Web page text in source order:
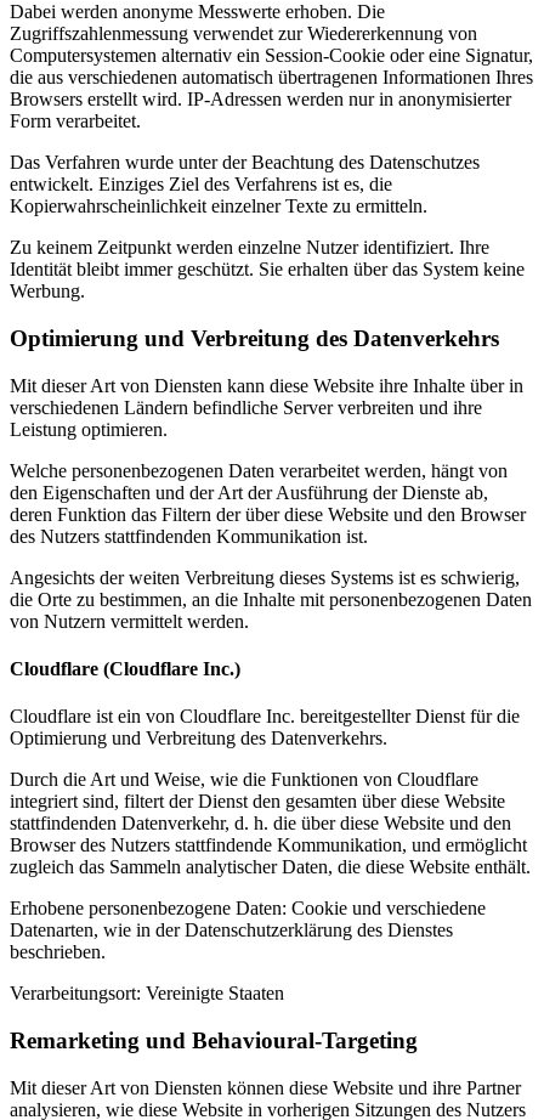
Dabei werden anonyme Messwerte erhoben. Die
Zugriffszahlenmessung verwendet zur Wiedererkennung von
Computersystemen alternativ ein Session-Cookie oder eine Signatur,
die aus verschiedenen automatisch übertragenen Informationen Ihres
Browsers erstellt wird. IP-Adressen werden nur in anonymisierter
Form verarbeitet.
Das Verfahren wurde unter der Beachtung des Datenschutzes
entwickelt. Einziges Ziel des Verfahrens ist es, die
Kopierwahrscheinlichkeit einzelner Texte zu ermitteln.
Zu keinem Zeitpunkt werden einzelne Nutzer identifiziert. Ihre
Identität bleibt immer geschützt. Sie erhalten über das System keine
Werbung.
Optimierung und Verbreitung des Datenverkehrs
Mit dieser Art von Diensten kann diese Website ihre Inhalte über in
verschiedenen Ländern befindliche Server verbreiten und ihre
Leistung optimieren.
Welche personenbezogenen Daten verarbeitet werden, hängt von
den Eigenschaften und der Art der Ausführung der Dienste ab,
deren Funktion das Filtern der über diese Website und den Browser
des Nutzers stattfindenden Kommunikation ist.
Angesichts der weiten Verbreitung dieses Systems ist es schwierig,
die Orte zu bestimmen, an die Inhalte mit personenbezogenen Daten
von Nutzern vermittelt werden.
Cloudflare (Cloudflare Inc.)
Cloudflare ist ein von Cloudflare Inc. bereitgestellter Dienst für die
Optimierung und Verbreitung des Datenverkehrs.
Durch die Art und Weise, wie die Funktionen von Cloudflare
integriert sind, filtert der Dienst den gesamten über diese Website
stattfindenden Datenverkehr, d. h. die über diese Website und den
Browser des Nutzers stattfindende Kommunikation, und ermöglicht
zugleich das Sammeln analytischer Daten, die diese Website enthält.
Erhobene personenbezogene Daten: Cookie und verschiedene
Datenarten, wie in der Datenschutzerklärung des Dienstes
beschrieben.
Verarbeitungsort: Vereinigte Staaten
Remarketing und Behavioural-Targeting
Mit dieser Art von Diensten können diese Website und ihre Partner
analysieren, wie diese Website in vorherigen Sitzungen des Nutzers